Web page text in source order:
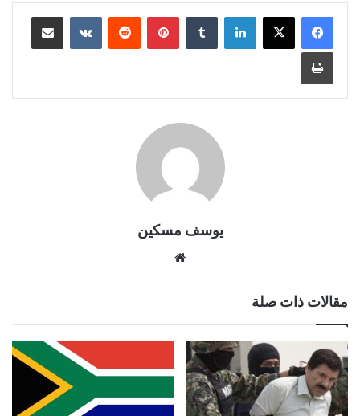
لينكدإن بينتيريست مشاركة عبر البريد
طباعة
يوسف مسكين
مقالات ذات صلة